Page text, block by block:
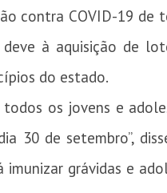
contra COVID-19 de
à aquisição de
do estado.
os jovens e
30 de setembro”,
grávidas e